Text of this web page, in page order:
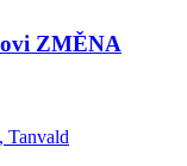
ZMĚNA
Tanvald